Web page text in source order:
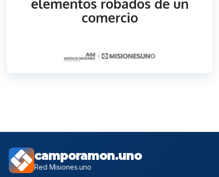
camporamon.uno
Red Misiones.uno